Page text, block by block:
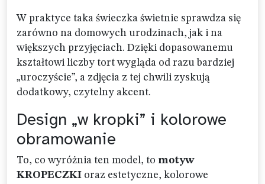
W praktyce taka świeczka świetnie sprawdza się
zarówno na domowych urodzinach, jak i na
większych przyjęciach. Dzięki dopasowanemu
kształtowi liczby tort wygląda od razu bardziej
„uroczyście”, a zdjęcia z tej chwili zyskują
dodatkowy, czytelny akcent.
Design „w kropki” i kolorowe
obramowanie
To, co wyróżnia ten model, to motyw
KROPECZKI oraz estetyczne, kolorowe